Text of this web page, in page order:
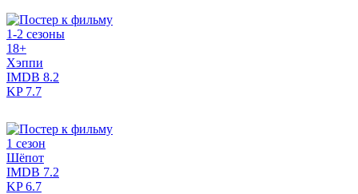
1-2 сезоны
18+
Хэппи
IMDB 8.2
KP7.7
1 сезон
Шёпот
IMDB 7.2
KP6.7